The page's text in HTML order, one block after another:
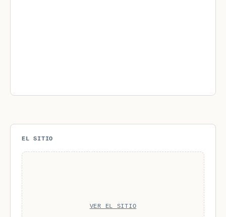
EL SITIO
VER EL SITIO